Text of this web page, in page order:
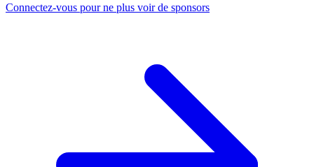
Connectez-vous pour ne plus voir de sponsors